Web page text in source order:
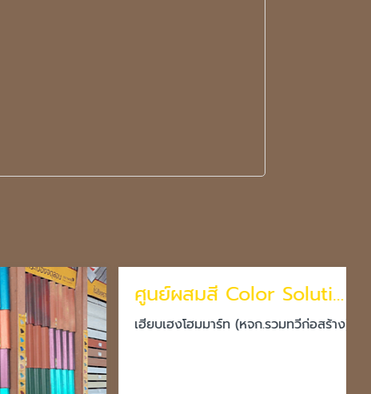
ศูนย์ผสมสี Color Solutions Dulux โคราช
เฮียบเฮงโฮมมาร์ท (หจก.รวมทวีก่อสร้าง)